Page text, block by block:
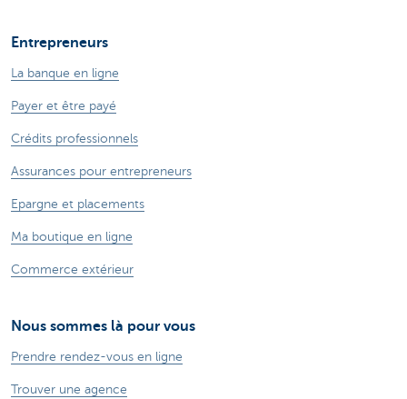
Entrepreneurs
La banque en ligne
Payer et être payé
Crédits professionnels
Assurances pour entrepreneurs
Epargne et placements
Ma boutique en ligne
Commerce extérieur
Nous sommes là pour vous
Prendre rendez-vous en ligne
Trouver une agence